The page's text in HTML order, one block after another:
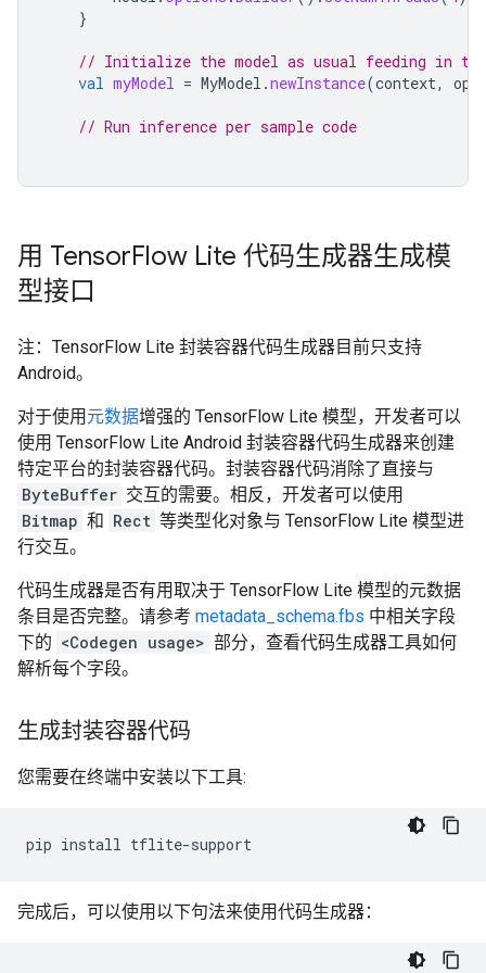
}
// Initialize the model as usual feeding in
val myModel = MyModel .newInstance(context,
// Run inference per sample code
用 TensorFlow Lite 代码生成器生成模
型接口
注：TensorFlow Lite 封装容器代码生成器目前只支持
Android。
对于使用 元数据增强的 TensorFlow Lite 模型，开发者可以
使用 TensorFlow Lite Android 封装容器代码生成器来创建
特定平台的封装容器代码。封装容器代码消除了直接与
ByteBuffer 交互的需要。相反，开发者可以使用
Bitmap 和 Rect 等类型化对象与 TensorFlow Lite 模型进
行交互。
代码生成器是否有用取决于 TensorFlow Lite 模型的元数据
条目是否完整。请参考 metadata_schema.fbs 中相关字段
下的 <Codegen usage> 部分，查看代码生成器工具如何
解析每个字段。
生成封装容器代码
您需要在终端中安装以下工具:
pip install
完成后，可以使用以下句法来使用代码生成器：